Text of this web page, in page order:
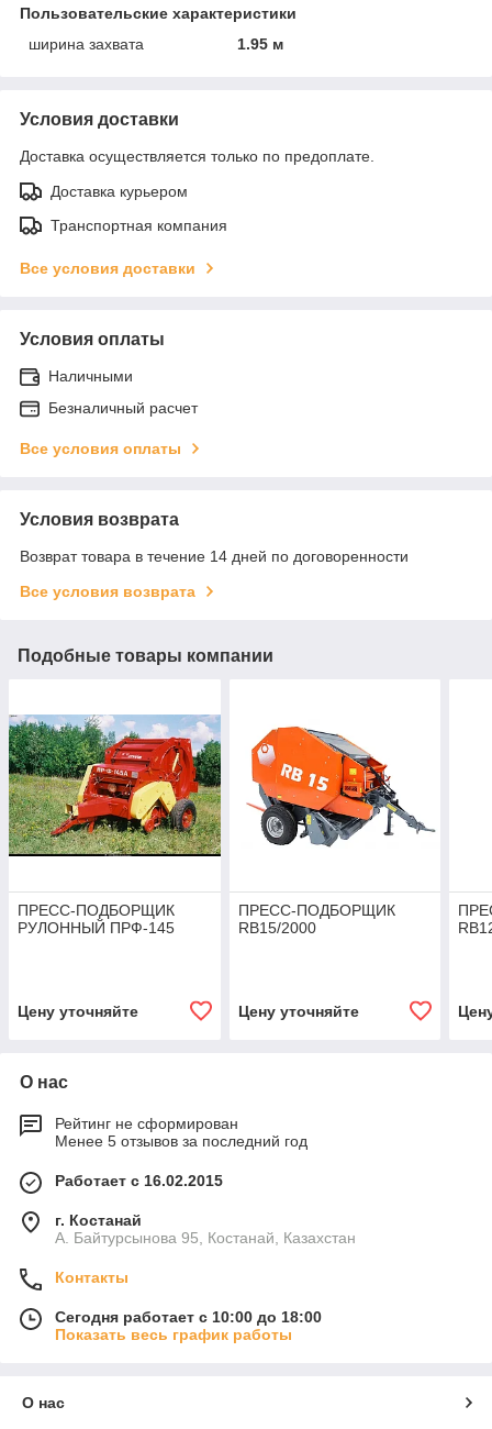
Пользовательские характеристики
ширина захвата
1.95 м
Условия доставки
Доставка осуществляется только по предоплате.
Доставка курьером
Транспортная компания
Все условия доставки
Условия оплаты
Наличными
Безналичный расчет
Все условия оплаты
Условия возврата
Возврат товара в течение 14 дней по договоренности
Все условия возврата
Подобные товары компании
ПРЕСС-ПОДБОРЩИК
РУЛОННЫЙ ПРФ-145
Цену уточняйте
ПРЕСС-ПОДБОРЩИК
RB15/2000
Цену уточняйте
О нас
Рейтинг не сформирован
Менее 5 отзывов за последний год
Работает с 16.02.2015
г. Костанай
А. Байтурсынова 95, Костанай, Казахстан
Контакты
Сегодня работает с 10:00 до 18:00
Показать весь график работы
О нас